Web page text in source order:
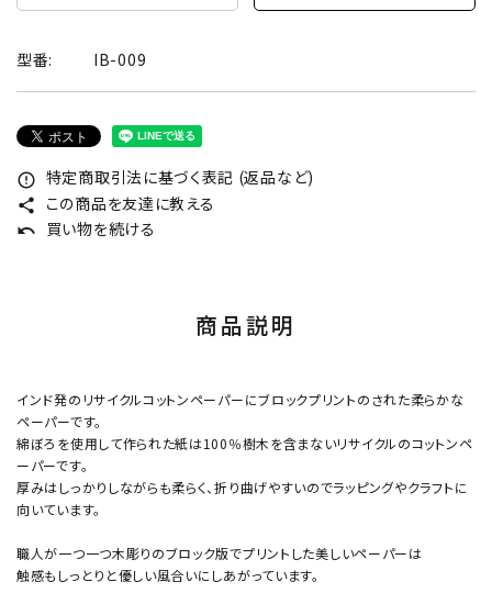
型番: IB-009
error_outline 特定商取引法に基づく表記 (返品など)
share この商品を友達に教える
undo 買い物を続ける
商品説明
インド発のリサイクルコットンペーパーにブロックプリントのされた柔らかな
ペーパーです。
綿ぼろを使用して作られた紙は100％樹木を含まないリサイクルのコットンペ
ーパーです。
厚みはしっかりしながらも柔らく、折り曲げやすいのでラッピングやクラフトに
向いています。
職人が一つ一つ木彫りのブロック版でプリントした美しいペーパーは
触感もしっとりと優しい風合いにしあがっています。